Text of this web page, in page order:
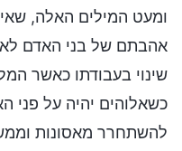
ומעט המילים האלה,
אהבתם של בני האדם
שינוי בעבודתו כאשר
כשאלוהים יהיה על פני
להשתחרר מאסונות